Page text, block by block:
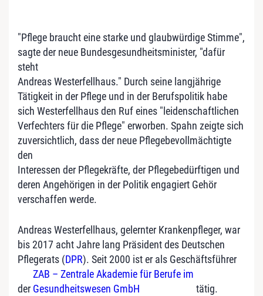
"Pflege braucht eine starke und glaubwürdige Stimme",
sagte der neue Bundesgesundheitsminister, "dafür
steht
Andreas Westerfellhaus." Durch seine langjährige
Tätigkeit in der Pflege und in der Berufspolitik habe
sich Westerfellhaus den Ruf eines "leidenschaftlichen
Verfechters für die Pflege" erworben. Spahn zeigte sich
zuversichtlich, dass der neue Pflegebevollmächtigte
den
Interessen der Pflegekräfte, der Pflegebedürftigen und
deren Angehörigen in der Politik engagiert Gehör
verschaffen werde.
Andreas Westerfellhaus, gelernter Krankenpfleger, war
bis 2017 acht Jahre lang Präsident des Deutschen
Pflegerats (DPR). Seit 2000 ist er als Geschäftsführer
der
ZAB – Zentrale Akademie für Berufe im
Gesundheitswesen GmbH
tätig.